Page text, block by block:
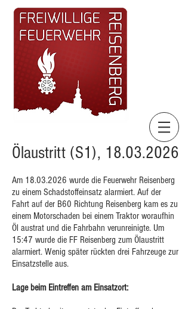
Ölaustritt (S1), 18.03.2026
Am 18.03.2026 wurde die Feuerwehr Reisenberg
zu einem Schadstoffeinsatz alarmiert. Auf der
Fahrt auf der B60 Richtung Reisenberg kam es zu
einem Motorschaden bei einem Traktor woraufhin
Öl austrat und die Fahrbahn verunreinigte. Um
15:47 wurde die FF Reisenberg zum Ölaustritt
alarmiert. Wenig später rückten drei Fahrzeuge zur
Einsatzstelle aus.
Lage beim Eintreffen am Einsatzort: